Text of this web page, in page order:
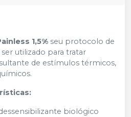
1,5% seu protocolo de
utilizado para tratar
de estímulos térmicos,
biológico